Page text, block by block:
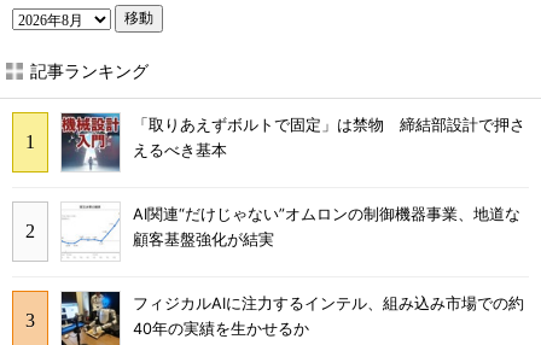
移動
記事ランキング
「取りあえずボルトで固定」は禁物 締結部設計で押さ
えるべき基本
AI関連“だけじゃない”オムロンの制御機器事業、地道な
顧客基盤強化が結実
フィジカルAIに注力するインテル、組み込み市場での約
40年の実績を生かせるか